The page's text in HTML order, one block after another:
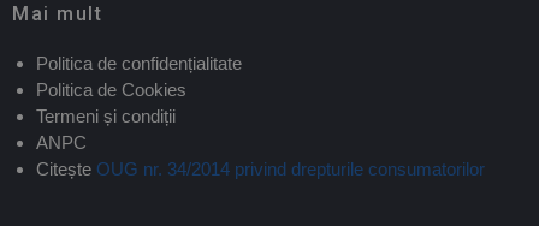
Mai mult
Politica de confidențialitate
Politica de Cookies
Termeni și condiții
ANPC
Citește OUG nr. 34/2014 privind drepturile consumatorilor